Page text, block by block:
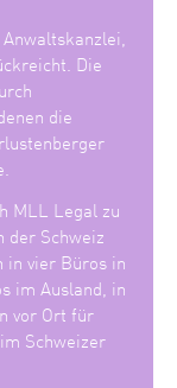
Die
die
MLL Legal zu
der Schweiz
in vier Büros in
im Ausland, in
vor Ort für
Schweizer